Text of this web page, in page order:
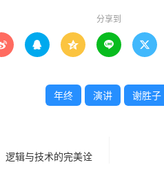
分享到
   
年终 演讲 谢胜子
逻辑与技术的完美诠